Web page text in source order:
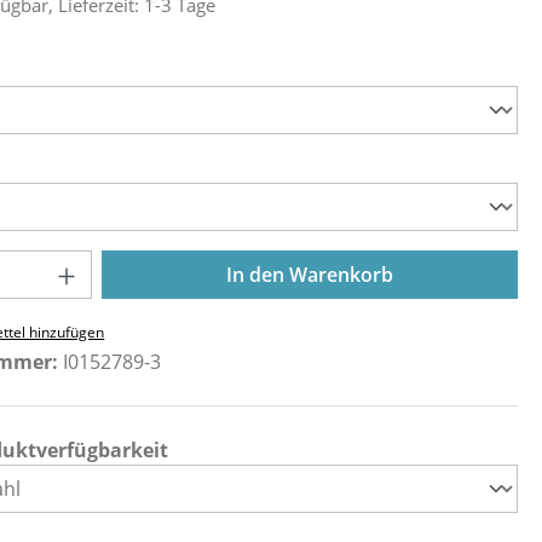
Anzahl: Gib den gewünschten Wert
In den Warenkorb
hinzufügen
I0152789-3